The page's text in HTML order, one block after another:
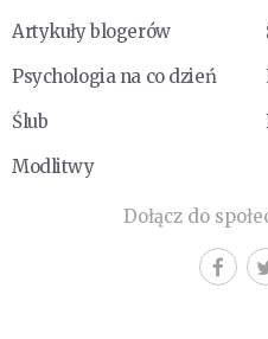
Artykuły blogerów
Psychologia na co dzień
Ślub
Modlitwy
Dołącz do